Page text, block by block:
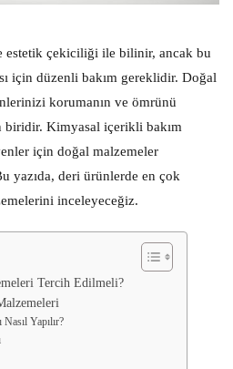
estetik çekiciliği ile bilinir, ancak bu
için düzenli bakım gereklidir. Doğal
korumanın ve ömrünü
biridir. Kimyasal içerikli bakım
için doğal malzemeler
yazıda, deri ürünlerde en çok
inceleyeceğiz.
Tercih Edilmeli?
Yapılır?